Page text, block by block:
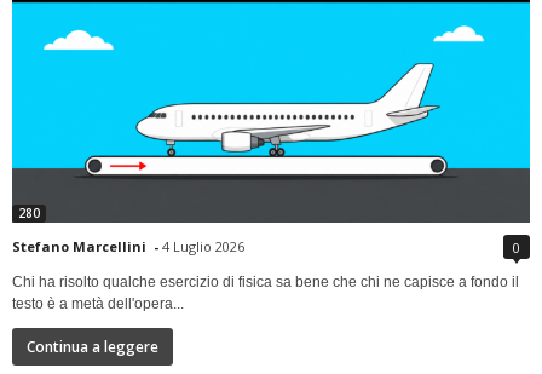
280
Stefano Marcellini - 4 Luglio 2026 0
Chi ha risolto qualche esercizio di fisica sa bene che chi ne capisce a fondo il
testo è a metà dell'opera...
Continua a leggere